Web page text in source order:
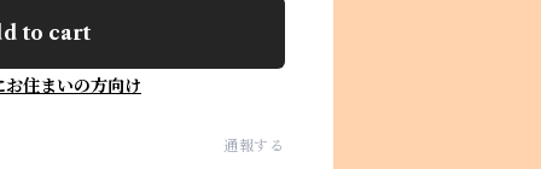
to cart
お住まいの方向け
通報する